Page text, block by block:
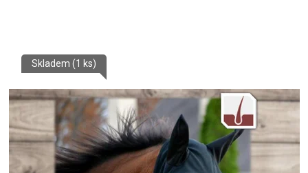
Skladem (1 ks)